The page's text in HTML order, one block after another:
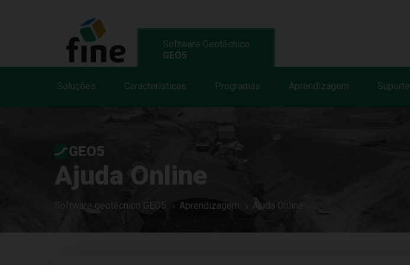
Software Geotécnico
GEO5
Soluções Características Programas Aprendizagem Suporte
GEO5
Ajuda Online
Software geotécnico GEO5 Aprendizagem Ajuda Online